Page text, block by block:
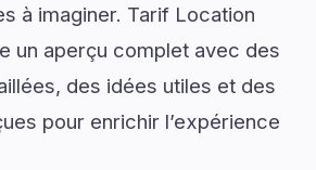
à imaginer. Tarif Location
un aperçu complet avec des
des idées utiles et des
pour enrichir l’expérience